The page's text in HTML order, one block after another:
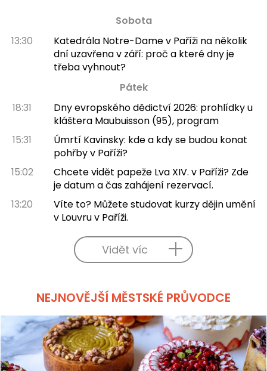
Sobota
13:30
Katedrála Notre-Dame v Paříži na několik
dní uzavřena v září: proč a které dny je
třeba vyhnout?
Pátek
18:31
Dny evropského dědictví 2026: prohlídky u
kláštera Maubuisson (95), program
15:31
Úmrtí Kavinsky: kde a kdy se budou konat
pohřby v Paříži?
15:02
Chcete vidět papeže Lva XIV. v Paříži? Zde
je datum a čas zahájení rezervací.
13:20
Víte to? Můžete studovat kurzy dějin umění
v Louvru v Paříži.
Vidět víc
NEJNOVĚJŠÍ MĚSTSKÉ PRŮVODCE